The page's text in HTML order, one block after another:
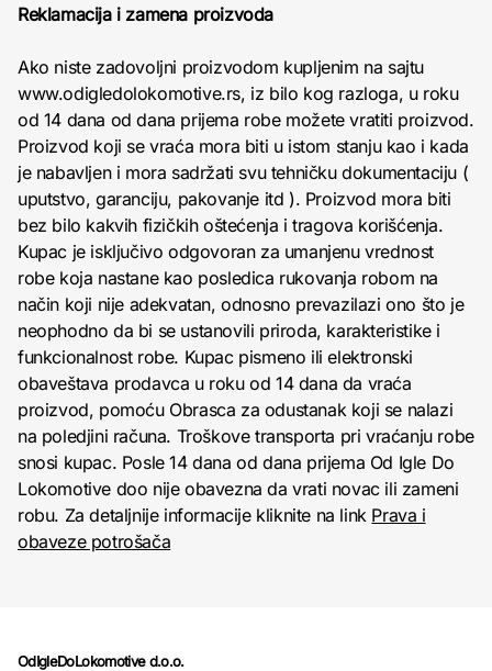
Reklamacija i zamena proizvoda
Ako niste zadovoljni proizvodom kupljenim na sajtu
www.odigledolokomotive.rs, iz bilo kog razloga, u roku
od 14 dana od dana prijema robe možete vratiti proizvod.
Proizvod koji se vraća mora biti u istom stanju kao i kada
je nabavljen i mora sadržati svu tehničku dokumentaciju (
uputstvo, garanciju, pakovanje itd ). Proizvod mora biti
bez bilo kakvih fizičkih oštećenja i tragova korišćenja.
Kupac je isključivo odgovoran za umanjenu vrednost
robe koja nastane kao posledica rukovanja robom na
način koji nije adekvatan, odnosno prevazilazi ono što je
neophodno da bi se ustanovili priroda, karakteristike i
funkcionalnost robe. Kupac pismeno ili elektronski
obaveštava prodavca u roku od 14 dana da vraća
proizvod, pomoću Obrasca za odustanak koji se nalazi
na poledjini računa. Troškove transporta pri vraćanju robe
snosi kupac. Posle 14 dana od dana prijema Od Igle Do
Lokomotive doo nije obavezna da vrati novac ili zameni
robu. Za detaljnije informacije kliknite na link Prava i
obaveze potrošača
OdIgleDoLokomotive d.o.o.